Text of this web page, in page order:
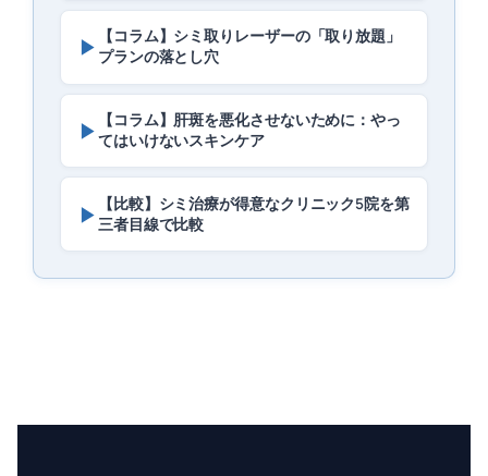
▶
【コラム】シミ取りレーザーの「取り放題」
プランの落とし穴
▶
【コラム】肝斑を悪化させないために：やっ
てはいけないスキンケア
▶
【比較】シミ治療が得意なクリニック5院を第
三者目線で比較